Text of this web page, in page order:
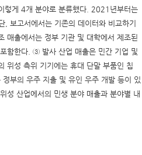
렇게 4개 분야로 분류했다. 2021년부터는
보고서에서는 기존의 데이터와 비교하기
출에서는 정부 기관 및 대학에서 제조된
함한다. ③ 발사 산업 매출은 민간 기업 및
위성 측위 기기에는 휴대 단말 부품인 칩
부의 우주 지출 및 유인 우주 개발 등이 있
산업에서의 민생 분야 매출과 분야별 내